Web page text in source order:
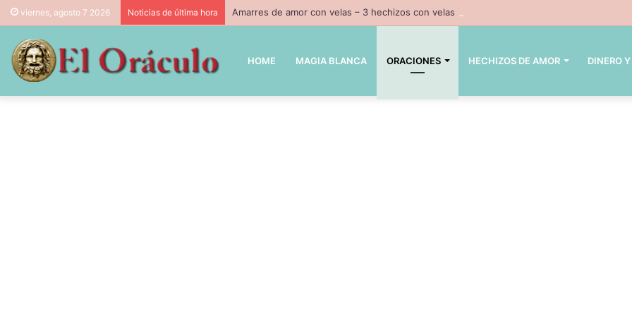
viernes, agosto 7 2026 Noticias de última hora Amarres de amor con velas – 3 hechizos con velas inpresindibles con magia negra
HOME MAGIA BLANCA ORACIONES HECHIZOS DE AMOR DINERO